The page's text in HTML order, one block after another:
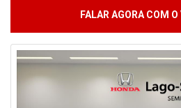
FALAR AGORA COM